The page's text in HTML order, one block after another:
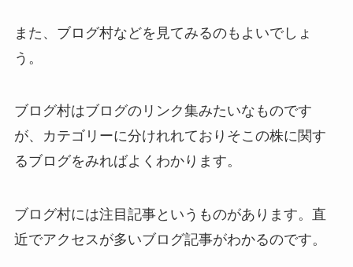
また、ブログ村などを見てみるのもよいでしょ
う。
ブログ村はブログのリンク集みたいなものです
が、カテゴリーに分けれれておりそこの株に関す
るブログをみればよくわかります。
ブログ村には注目記事というものがあります。直
近でアクセスが多いブログ記事がわかるのです。